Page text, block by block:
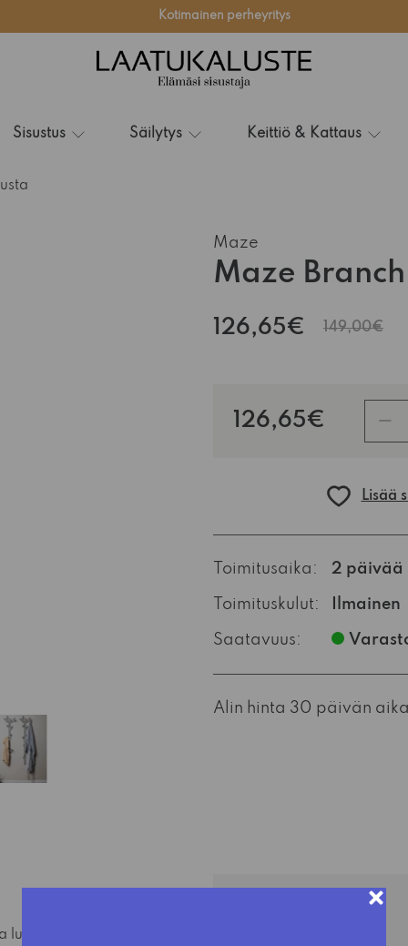
Kotimainen perheyritys
Sisustus Säilytys Keittiö & Kattaus
Maze
Maze
126,65€ 149,00€
126,65€
Lisää
Toimitusaika: 2 päivää
Toimituskulut: Ilmainen
Saatavuus:
Alin hinta 30 päivän
Puun